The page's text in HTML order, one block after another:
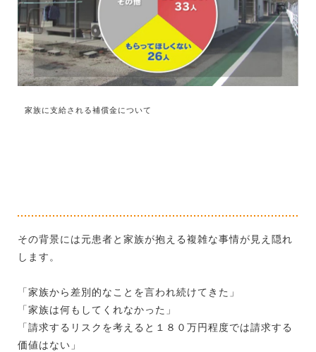
家族に支給される補償金について
その背景には元患者と家族が抱える複雑な事情が見え隠れ
します。
「家族から差別的なことを言われ続けてきた」
「家族は何もしてくれなかった」
「請求するリスクを考えると１８０万円程度では請求する
価値はない」